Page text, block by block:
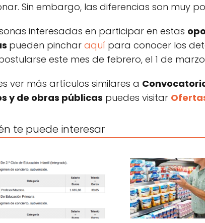
Sin embargo, las diferencias son muy
interesadas en participar en estas
pueden pinchar aquí para conocer los
este mes de febrero, el 1 de
ver más artículos similares a
y de obras públicas puedes visitar
te puede interesar